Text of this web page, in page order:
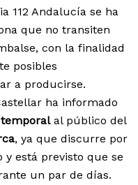
112 Andalucía se ha
que no transiten
con la finalidad
posibles
a producirse.
ha informado
al público del
, ya que discurre por
y está previsto que se
un par de días.